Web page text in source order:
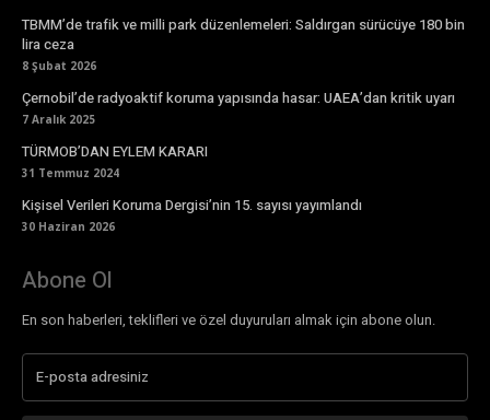
TBMM’de trafik ve milli park düzenlemeleri: Saldırgan sürücüye 180 bin
lira ceza
8 Şubat 2026
Çernobil’de radyoaktif koruma yapısında hasar: UAEA’dan kritik uyarı
7 Aralık 2025
TÜRMOB’DAN EYLEM KARARI
31 Temmuz 2024
Kişisel Verileri Koruma Dergisi’nin 15. sayısı yayımlandı
30 Haziran 2026
Abone Ol
En son haberleri, teklifleri ve özel duyuruları almak için abone olun.